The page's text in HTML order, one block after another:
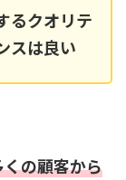
るクオリテ
スは良い
の顧客から